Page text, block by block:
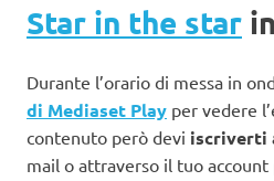
Star in the star
Durante l’orario di messa in
di Mediaset Play per vedere
contenuto però devi iscriverti
mail o attraverso il tuo account